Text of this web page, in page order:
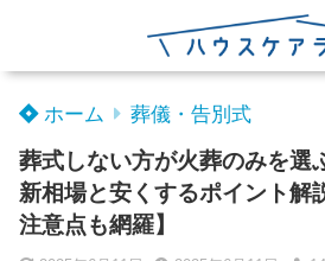
ホーム 葬儀・告別式
葬式しない方が火葬のみを選
新相場と安くするポイント解
注意点も網羅】